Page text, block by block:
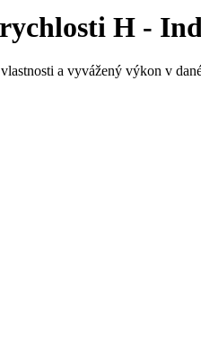
H -
a vyvážený výkon v